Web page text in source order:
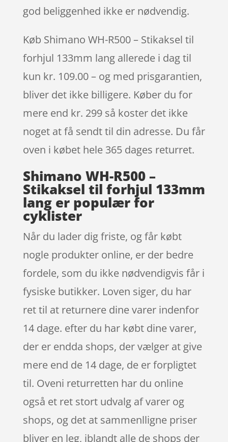
god beliggenhed ikke er nødvendig.
Køb Shimano WH-R500 – Stikaksel til
forhjul 133mm lang allerede i dag til
kun kr. 109.00 – og med prisgarantien,
bliver det ikke billigere. Køber du for
mere end kr. 299 så koster det ikke
noget at få sendt til din adresse. Du får
oven i købet hele 365 dages returret.
Shimano WH-R500 –
Stikaksel til forhjul 133mm
lang er populær for
cyklister
Når du lader dig friste, og får købt
nogle produkter online, er der bedre
fordele, som du ikke nødvendigvis får i
fysiske butikker. Loven siger, du har
ret til at returnere dine varer indenfor
14 dage. efter du har købt dine varer,
der er endda shops, der vælger at give
mere end de 14 dage, de er forpligtet
til. Oveni returretten har du online
også et ret stort udvalg af varer og
shops, og det at sammenlligne priser
bliver en leg, iblandt alle de shops der